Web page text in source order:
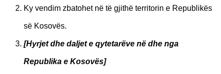
Ky vendim zbatohet në të gjithë territorin e Republikës
së Kosovës.
[Hyrjet dhe daljet e qytetarëve në dhe nga
Republika e Kosovës]